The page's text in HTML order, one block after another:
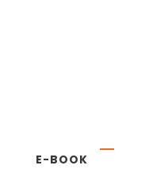
E-BOOK